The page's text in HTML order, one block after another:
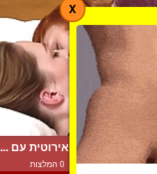
מישבל בנשיקה אירוטית עם ...
3527 צפיות | 0 המלצות
X